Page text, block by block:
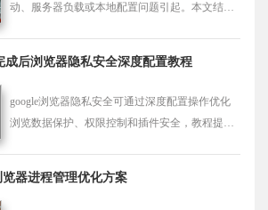
动、服务器负载或本地配置问题引起。本文结合
速下载安装过程，提升整体下载体验，减少等待
成后浏览器隐私安全深度配置教程
google浏览器隐私安全可通过深度配置操作优化
浏览数据保护、权限控制和插件安全，教程提供
器进程管理优化方案